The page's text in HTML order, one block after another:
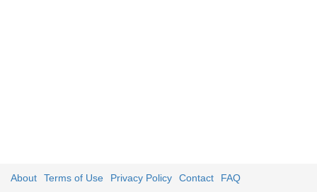
About Terms of Use Privacy Policy Contact FAQ